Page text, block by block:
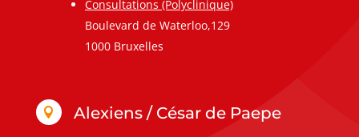
Consultations (Polyclinique)
Boulevard de Waterloo,129
1000 Bruxelles
 Alexiens / César de Paepe